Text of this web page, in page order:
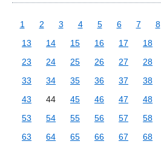
1 2 3 4 5 6 7 8
13
14 15 16 17 18
23
24 25 26 27 28
33
34 35 36 37 38
43
44 45 46 47 48
53
54 55 56 57 58
63
64 65 66 67 68